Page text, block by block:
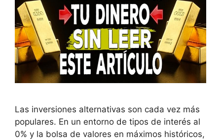
Las inversiones alternativas son cada vez más
populares. En un entorno de tipos de interés al
0% y la bolsa de valores en máximos históricos,